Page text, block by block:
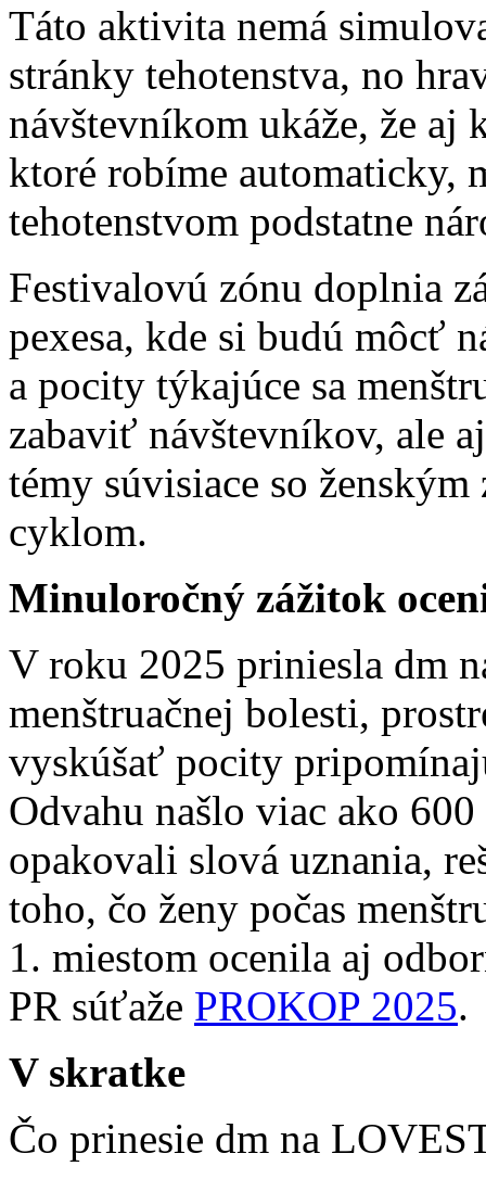
Táto aktivita nemá
stránky tehotenstva, no
návštevníkom ukáže, že aj
ktoré robíme automaticky,
tehotenstvom podstatne
Festivalovú zónu doplnia
pexesa, kde si budú môcť
a pocity týkajúce sa
zabaviť návštevníkov, ale
témy súvisiace so
cyklom.
Minuloročný zážitok
V roku 2025 priniesla dm
menštruačnej bolesti,
vyskúšať pocity
Odvahu našlo viac ako
opakovali slová uznania,
toho, čo ženy počas
1. miestom ocenila aj
PR súťaže PROKOP 2025.
V skratke
Čo prinesie dm na